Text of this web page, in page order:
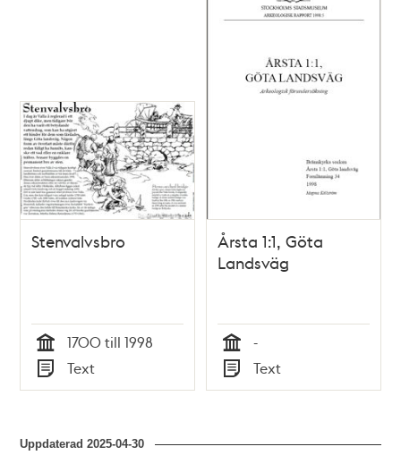
Stenvalvsbro
Tid
1700 till 1998
Typ
Text
Årsta 1:1, Göta
Landsväg
Tid
-
Typ
Text
Uppdaterad2025-04-30